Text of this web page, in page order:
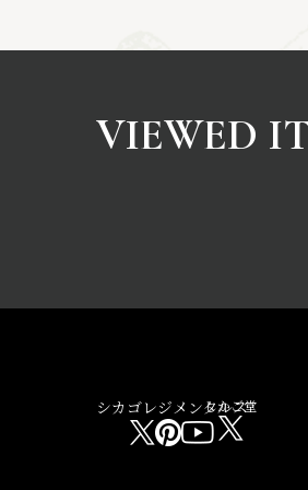
シカゴレジメンタルス
しかご堂